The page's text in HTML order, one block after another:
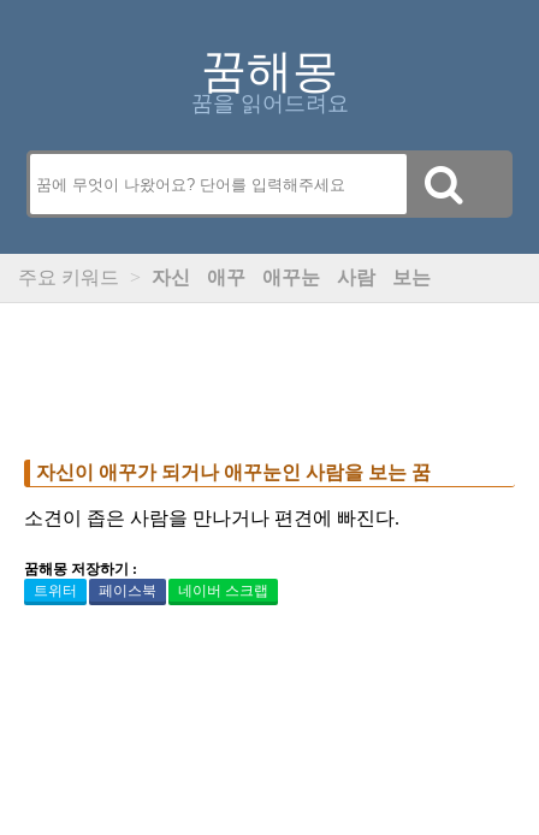
꿈해몽
꿈을 읽어드려요
주요 키워드 > 자신 애꾸 애꾸눈 사람 보는
자신이 애꾸가 되거나 애꾸눈인 사람을 보는 꿈
소견이 좁은 사람을 만나거나 편견에 빠진다.
꿈해몽 저장하기 :
트위터
페이스북 네이버 스크랩